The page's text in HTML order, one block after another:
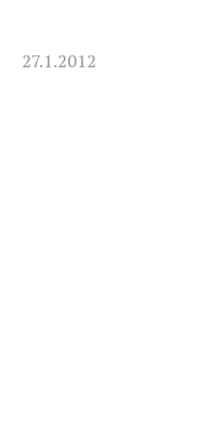
27.1.2012